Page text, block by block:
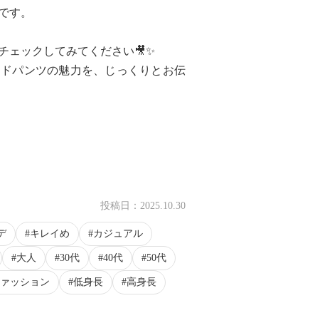
す。
ェックしてみてください🎥✨
パンツの魅力を、じっくりとお伝
投稿日： 2025.10.30
キレイめ カジュアル
大人 30代 40代 50代
ッション 低身長 高身長